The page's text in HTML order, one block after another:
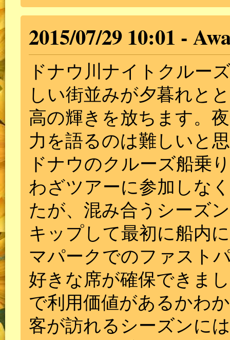
2015/07/29 10:01
ドナウ川ナイトクルー
しい街並みが夕暮れと
高の輝きを放ちます。
力を語るのは難しいと
ドナウのクルーズ船乗
わざツアーに参加しな
たが、混み合うシーズ
キップして最初に船内
マパークでのファスト
好きな席が確保できま
で利用価値があるかわ
客が訪れるシーズンに